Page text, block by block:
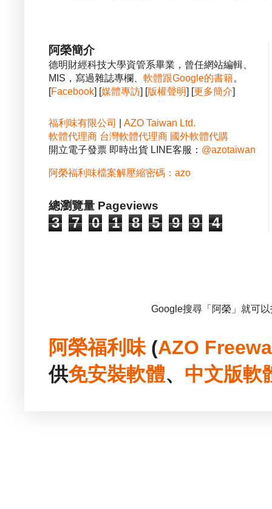
阿榮簡介
德明財經科技大學資管系畢業，曾任網站編輯、
MIS，寫過雜誌專欄、 軟體跟Google的書籍。
[Facebook] [媒體專訪] [版權聲明] [更多簡介]
福利味有限公司
AZO Taiwan Ltd.
軟體代理商 台灣軟體代理商 國外軟體代購
開立電子發票 即時出貨 LINE客服： @azotaiwan
阿榮福利味檔案解壓縮密碼：azo
總瀏覽量 Pageviews
3 7 0 1 8 5 9 9 4
Google搜尋「阿榮」就可
阿榮福利味(AZO
供免安裝軟體、 中文版軟